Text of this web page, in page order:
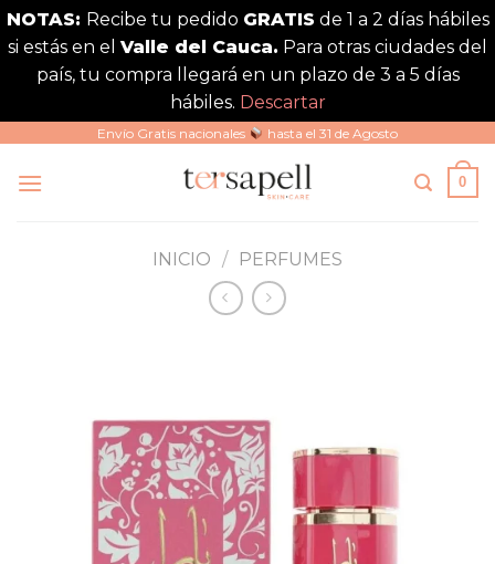
NOTAS: Recibe tu pedido GRATIS de 1 a 2 días hábiles
si estás en el Valle del Cauca. Para otras ciudades del
país, tu compra llegará en un plazo de 3 a 5 días
hábiles. Descartar
contenido
Envío Gratis nacionales hasta el 31 de Agosto
0
INICIO / PERFUMES